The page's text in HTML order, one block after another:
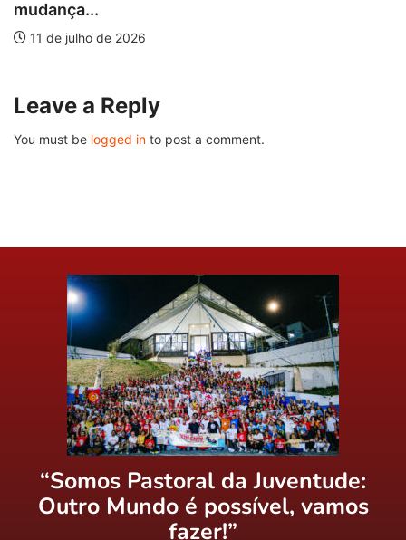
mudança...
11 de julho de 2026
Leave a Reply
You must be logged in to post a comment.
“Somos Pastoral da Juventude:
Outro Mundo é possível, vamos
fazer!”